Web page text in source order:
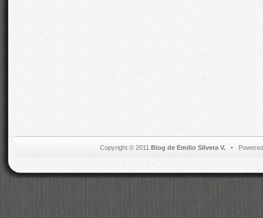
Copyright © 2011 Blog de Emilio Silvera V. •